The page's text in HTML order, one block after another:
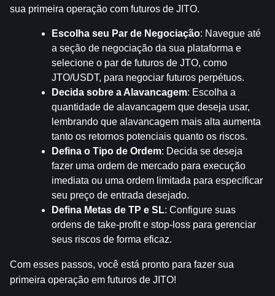
sua primeira operação com futuros de JITO.
Escolha seu Par de Negociação: Navegue até
a seção de negociação da sua plataforma e
selecione o par de futuros de JTO, como
JTO/USDT, para negociar futuros perpétuos.
Decida sobre a Alavancagem: Escolha a
quantidade de alavancagem que deseja usar,
lembrando que alavancagem mais alta aumenta
tanto os retornos potenciais quanto os riscos.
Defina o Tipo de Ordem: Decida se deseja
fazer uma ordem de mercado para execução
imediata ou uma ordem limitada para especificar
seu preço de entrada desejado.
Defina Metas de TP e SL: Configure suas
ordens de take-profit e stop-loss para gerenciar
seus riscos de forma eficaz.
Com esses passos, você está pronto para fazer sua
primeira operação em futuros de JITO!